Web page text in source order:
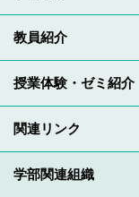
学部関連組織
教員紹介
授業体験・ゼミ紹介
関連リンク